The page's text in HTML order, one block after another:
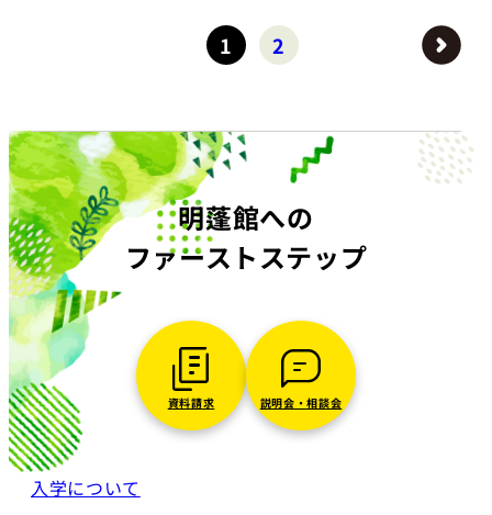
1 2
明蓬館への
ファーストステップ
資料請求 説明会・相談会
入学について